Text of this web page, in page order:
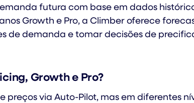
futura com base em dados
Growth e Pro, a Climber oferece
de demanda e tomar decisões de
Growth e Pro?
via Auto-Pilot, mas em diferentes